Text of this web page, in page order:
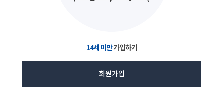
14세 미만가입하기
회원가입